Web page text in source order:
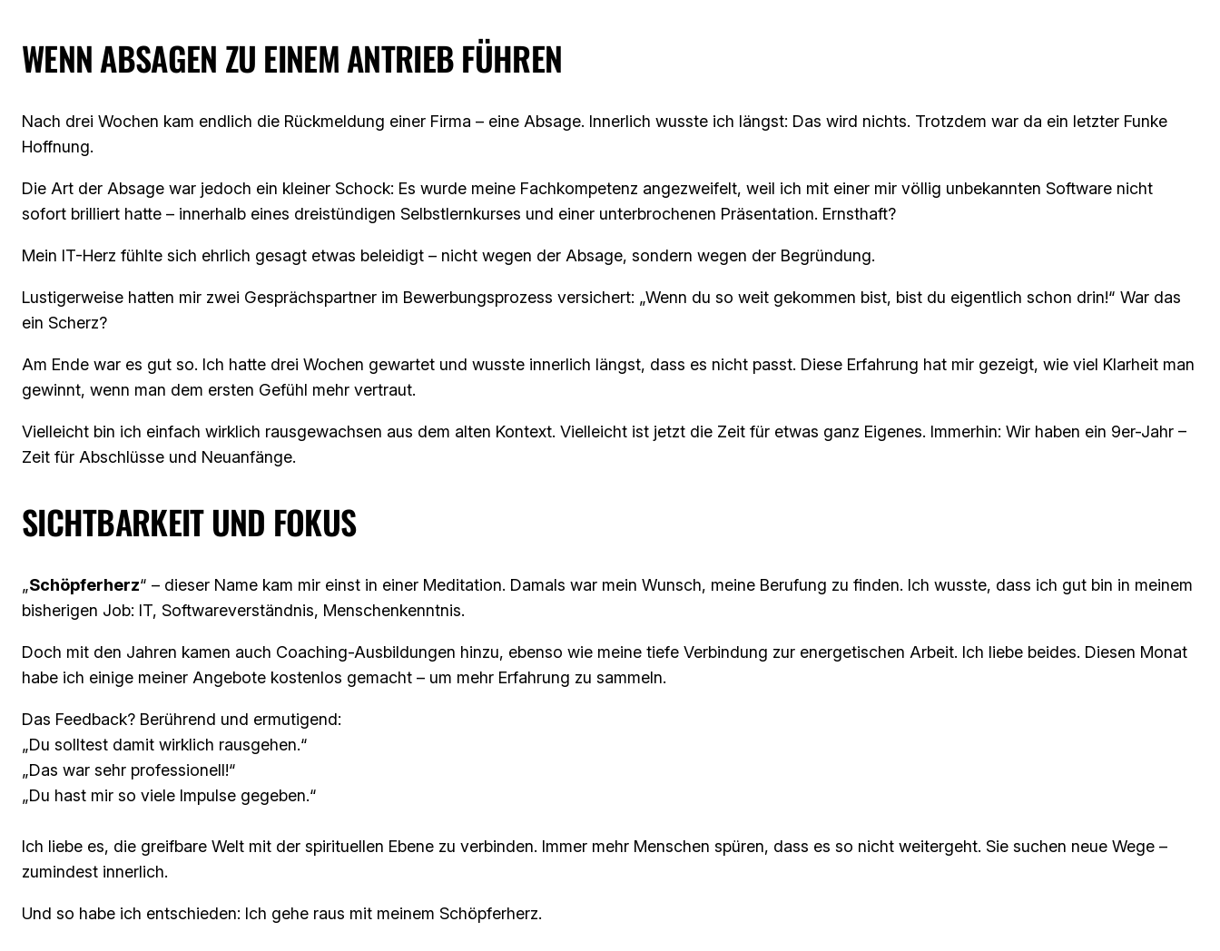
WENN ABSAGEN ZU EINEM ANTRIEB FÜHREN
Nach drei Wochen kam endlich die Rückmeldung einer Firma – eine Absage. Innerlich wusste ich längst: Das wird nichts. Trotzdem war da ein letzter Funke
Hoffnung.
Die Art der Absage war jedoch ein kleiner Schock: Es wurde meine Fachkompetenz angezweifelt, weil ich mit einer mir völlig unbekannten Software nicht
sofort brilliert hatte – innerhalb eines dreistündigen Selbstlernkurses und einer unterbrochenen Präsentation. Ernsthaft?
Mein IT-Herz fühlte sich ehrlich gesagt etwas beleidigt – nicht wegen der Absage, sondern wegen der Begründung.
Lustigerweise hatten mir zwei Gesprächspartner im Bewerbungsprozess versichert: „Wenn du so weit gekommen bist, bist du eigentlich schon drin!“ War das
ein Scherz?
Am Ende war es gut so. Ich hatte drei Wochen gewartet und wusste innerlich längst, dass es nicht passt. Diese Erfahrung hat mir gezeigt, wie viel Klarheit man
gewinnt, wenn man dem ersten Gefühl mehr vertraut.
Vielleicht bin ich einfach wirklich rausgewachsen aus dem alten Kontext. Vielleicht ist jetzt die Zeit für etwas ganz Eigenes. Immerhin: Wir haben ein 9er-Jahr –
Zeit für Abschlüsse und Neuanfänge.
SICHTBARKEIT UND FOKUS
„Schöpferherz“ – dieser Name kam mir einst in einer Meditation. Damals war mein Wunsch, meine Berufung zu finden. Ich wusste, dass ich gut bin in meinem
bisherigen Job: IT, Softwareverständnis, Menschenkenntnis.
Doch mit den Jahren kamen auch Coaching-Ausbildungen hinzu, ebenso wie meine tiefe Verbindung zur energetischen Arbeit. Ich liebe beides. Diesen Monat
habe ich einige meiner Angebote kostenlos gemacht – um mehr Erfahrung zu sammeln.
Das Feedback? Berührend und ermutigend:
„Du solltest damit wirklich rausgehen.“
„Das war sehr professionell!“
„Du hast mir so viele Impulse gegeben.“
Ich liebe es, die greifbare Welt mit der spirituellen Ebene zu verbinden. Immer mehr Menschen spüren, dass es so nicht weitergeht. Sie suchen neue Wege –
zumindest innerlich.
Und so habe ich entschieden: Ich gehe raus mit meinem Schöpferherz.